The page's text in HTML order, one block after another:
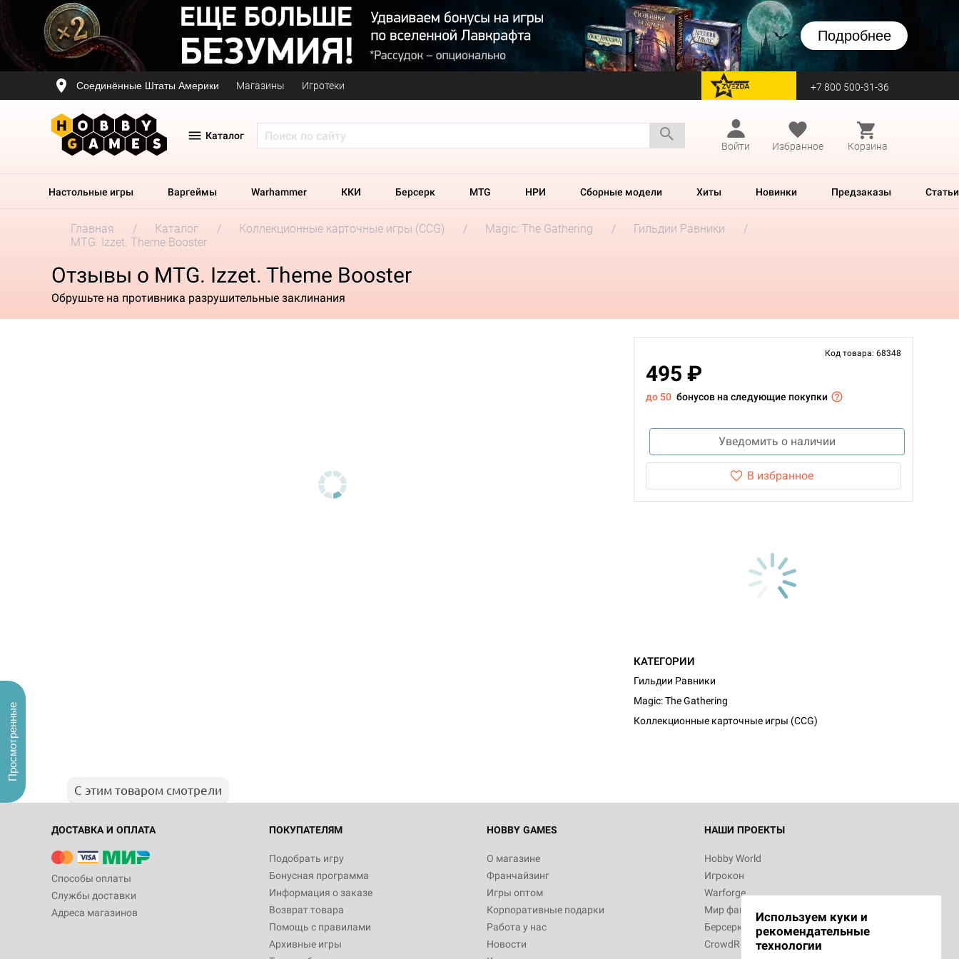
Подробнее
Соединённые Штаты Америки Магазины Игротеки перейти на Zvezda +7 800 500-31-36
Каталог
Войти
Избранное Корзина
Настольные игры Варгеймы Warhammer ККИ Берсерк MTG НРИ Сборные модели Хиты Новинки Предзаказы Статьи
Главная Каталог Коллекционные карточные игры (CCG) Magic: The Gathering
Гильдии Равники
MTG. Izzet. Theme Booster
Отзывы о MTG. Izzet. Theme Booster
Обрушьте на противника разрушительные заклинания
Код товара: 68348
495 ₽
до 50 бонусов на следующие покупки
Уведомить о наличии
В избранное
КАТЕГОРИИ
Гильдии Равники
Magic: The Gathering
Коллекционные карточные игры (CCG)
С этим товаром смотрели
ДОСТАВКА И ОПЛАТА
Способы оплаты
Службы доставки
Адреса магазинов
ПОКУПАТЕЛЯМ
Подобрать игру
Бонусная программа
Информация о заказе
Возврат товара
Помощь с правилами
Архивные игры
HOBBY GAMES
О магазине
Франчайзинг
Игры оптом
Корпоративные подарки
Работа у нас
Новости
НАШИ ПРОЕКТЫ
Hobby World
Игрокон
Warforge
Мир фантастики
Берсерк
CrowdRepublic
Используем куки и
рекомендательные
технологии
Просмотренные
Настольная игра Hobby World Монстры
Белая смерть
12 990
Настольная игра Hobby World Ужас
3 490